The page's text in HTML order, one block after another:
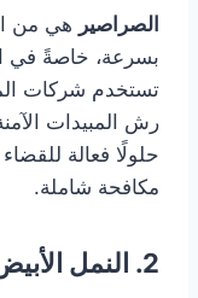
الصراصير هي من
بسرعة، خاصةً في
تستخدم شركات
رش المبيدات
حلولًا فعالة
مكافحة شاملة.
2. النمل الأبيض (الرمة)